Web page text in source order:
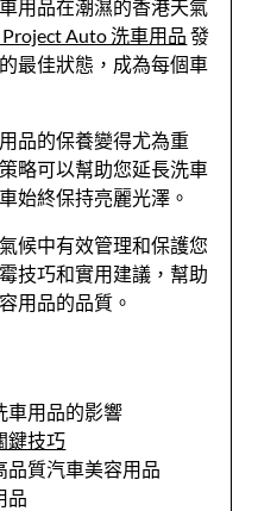
用品在潮濕的香港天氣
Project Auto 洗車用品 發
最佳狀態，成為每個車
品的保養變得尤為重
略可以幫助您延長洗車
始終保持亮麗光澤。
候中有效管理和保護您
技巧和實用建議，幫助
用品的品質。
車用品的影響
鍵技巧
品質汽車美容用品
品